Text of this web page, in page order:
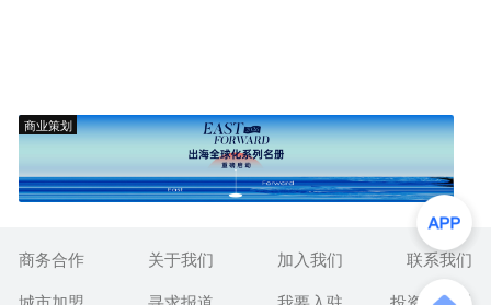
商业策划
商务合作 关于我们 加入我们
联系我们